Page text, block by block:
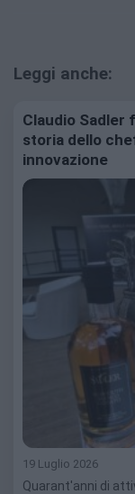
Leggi anche:
Claudio Sadler
storia dello
innovazione
19 Luglio 2026
Quarant'anni di